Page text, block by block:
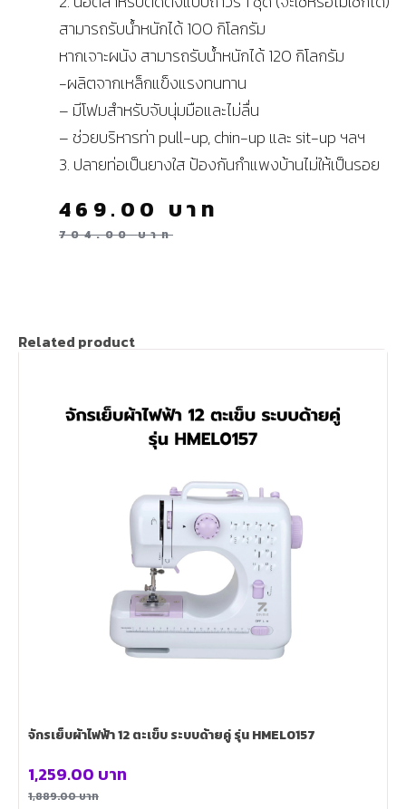
สามารถรับน้ำหนักได้ 100 กิโลกรัม
หากเจาะผนัง สามารถรับน้ำหนักได้ 120 กิโลกรัม
-ผลิตจากเหล็กแข็งแรงทนทาน
– มีโฟมสำหรับจับนุ่มมือและไม่ลื่น
– ช่วยบริหารท่า pull-up, chin-up และ sit-up ฯลฯ
3. ปลายท่อเป็นยางใส ป้องกันกำแพงบ้านไม่ให้เป็นรอย
704.00บาท
469.00 บาท
Related product
จักรเย็บผ้าไฟฟ้า 12 ตะเข็บ ระบบด้ายคู่ รุ่น HMEL0157
1,889.00บาท
1,259.00 บาท